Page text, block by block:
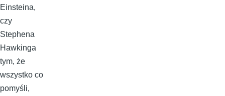
Einsteina,
czy
Stephena
Hawkinga
tym, że
wszystko co
pomyśli,